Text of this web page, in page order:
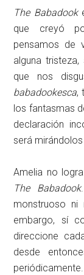
The Babadook
que creyó
pensamos de
alguna
que nos
babadookesca,
los fantasmas
declaración
será
Amelia no
The Babadook
monstruoso ni
embargo, sí
direccione
desde